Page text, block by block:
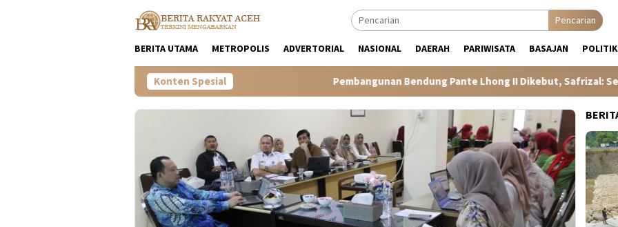
Pencarian
BERITA UTAMA METROPOLIS ADVERTORIAL NASIONAL DAERAH PARIWISATA BASAJAN POLITIK
Konten SpesialPembangunan Bendung Pante Lhong II Dikebut, Safrizal: Semoga Sesuai Target